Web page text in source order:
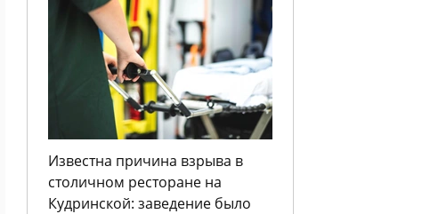
Известна причина взрыва в
столичном ресторане на
Кудринской: заведение было